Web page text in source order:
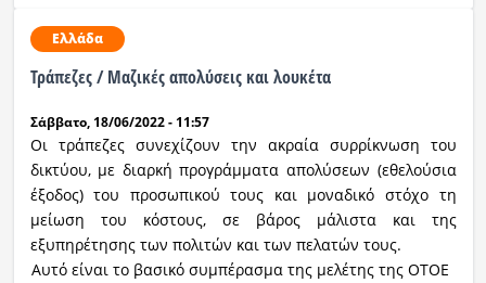
Ελλάδα
Τράπεζες / Μαζικές απολύσεις και λουκέτα
Σάββατο, 18/06/2022 - 11:57
Οι τράπεζες συνεχίζουν την ακραία συρρίκνωση του
δικτύου, με διαρκή προγράμματα απολύσεων (εθελούσια
έξοδος) του προσωπικού τους και μοναδικό στόχο τη
μείωση του κόστους, σε βάρος μάλιστα και της
εξυπηρέτησης των πολιτών και των πελατών τους.
Αυτό είναι το βασικό συμπέρασμα της μελέτης της ΟΤΟΕ